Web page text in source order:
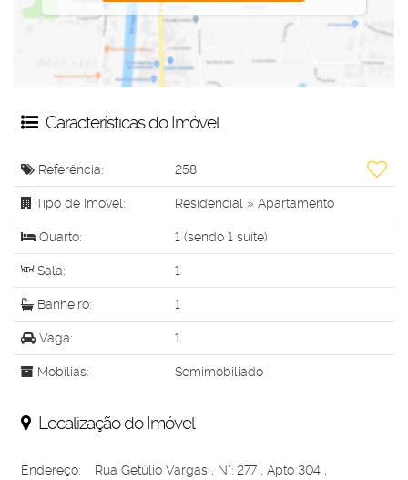
Características do Imóvel
Referência: 258
Tipo de Imóvel: Residencial » Apartamento
Quarto: 1 (sendo 1 suíte)
Sala: 1
Banheiro: 1
Vaga: 1
Mobílias: Semimobiliado
Localização do Imóvel
Endereço: Rua Getúlio Vargas , N°: 277 , Apto 304 ,